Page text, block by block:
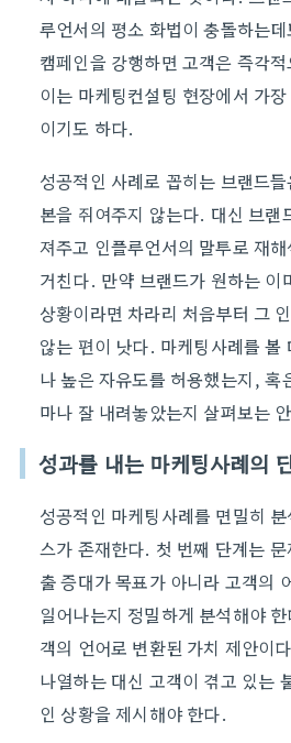
루언서의 평소 화법이 충돌하는
캠페인을 강행하면 고객은 즉각
이는 마케팅컨설팅 현장에서 가
이기도 하다.
성공적인 사례로 꼽히는 브랜드
본을 쥐여주지 않는다. 대신 브랜
져주고 인플루언서의 말투로 재
거친다. 만약 브랜드가 원하는 이
상황이라면 차라리 처음부터 그
않는 편이 낫다. 마케팅사례를 볼
나 높은 자유도를 허용했는지, 혹
마나 잘 내려놓았는지 살펴보는
성과를 내는 마케팅사례의
성공적인 마케팅사례를 면밀히
스가 존재한다. 첫 번째 단계는
출 증대가 목표가 아니라 고객의
일어나는지 정밀하게 분석해야
객의 언어로 변환된 가치 제안이
나열하는 대신 고객이 겪고 있는
인 상황을 제시해야 한다.